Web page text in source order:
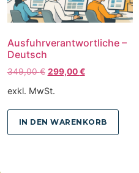
Ausfuhrverantwortliche –
Deutsch
349,00€ 299,00€
exkl. MwSt.
IN DEN WARENKORB